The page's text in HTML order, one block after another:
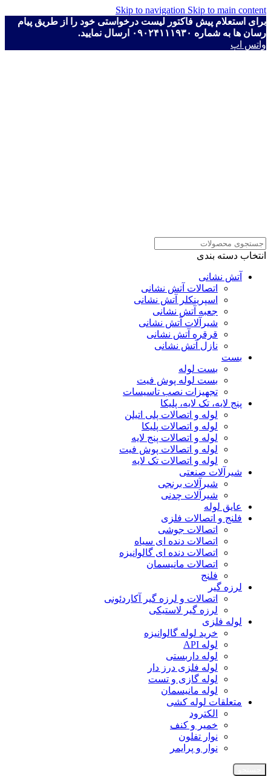
Skip to navigation Skip to main content
برای استعلام پیش فاکتور لیست درخواستی خود را از طریق پیام
رسان ها به شماره ۰۹۰۲۴۱۱۱۹۳۰ ارسال نمایید.
واتس اپ
انتخاب دسته بندی
آتش نشانی
اتصالات آتش نشانی
اسپرینکلر آتش نشانی
جعبه آتش نشانی
شیرآلات آتش نشانی
قرقره آتش نشانی
نازل آتش نشانی
بست
بست لوله
بست لوله پوش فیت
تجهیزات نصب تاسیسات
پنج لایه، تک لایه، پلیکا
لوله و اتصالات پلی اتیلن
لوله و اتصالات پلیکا
لوله و اتصالات پنج لایه
لوله و اتصالات پوش فیت
لوله و اتصالات تک لایه
شیرآلات صنعتی
شیرآلات برنجی
شیرآلات چدنی
عایق لوله
فلنج و اتصالات فلزی
اتصالات جوشی
اتصالات دنده ای سیاه
اتصالات دنده ای گالوانیزه
اتصالات مانیسمان
فلنج
لرزه گیر
اتصالات و لرزه گیر آکاردئونی
لرزه گیر لاستیکی
لوله فلزی
خرید لوله گالوانیزه
لوله API
لوله داربستی
لوله فلزی درز دار
لوله گازی و تست
لوله مانیسمان
متعلقات لوله کشی
الکترود
خمیر و کنف
نوار تفلون
نوار و پرایمر